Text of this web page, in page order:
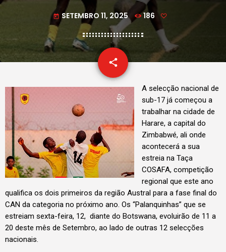
today SETEMBRO 11, 2025 186
share
email
A selecção nacional de
sub-17 já começou a
trabalhar na cidade de
Harare, a capital do
Zimbabwé, ali onde
acontecerá a sua
estreia na Taça
COSAFA, competição
regional que este ano
qualifica os dois primeiros da região Austral para a fase final do
CAN da categoria no próximo ano. Os “Palanquinhas” que se
estreiam sexta-feira, 12, diante do Botswana, evoluirão de 11 a
20 deste mês de Setembro, ao lado de outras 12 selecções
nacionais.